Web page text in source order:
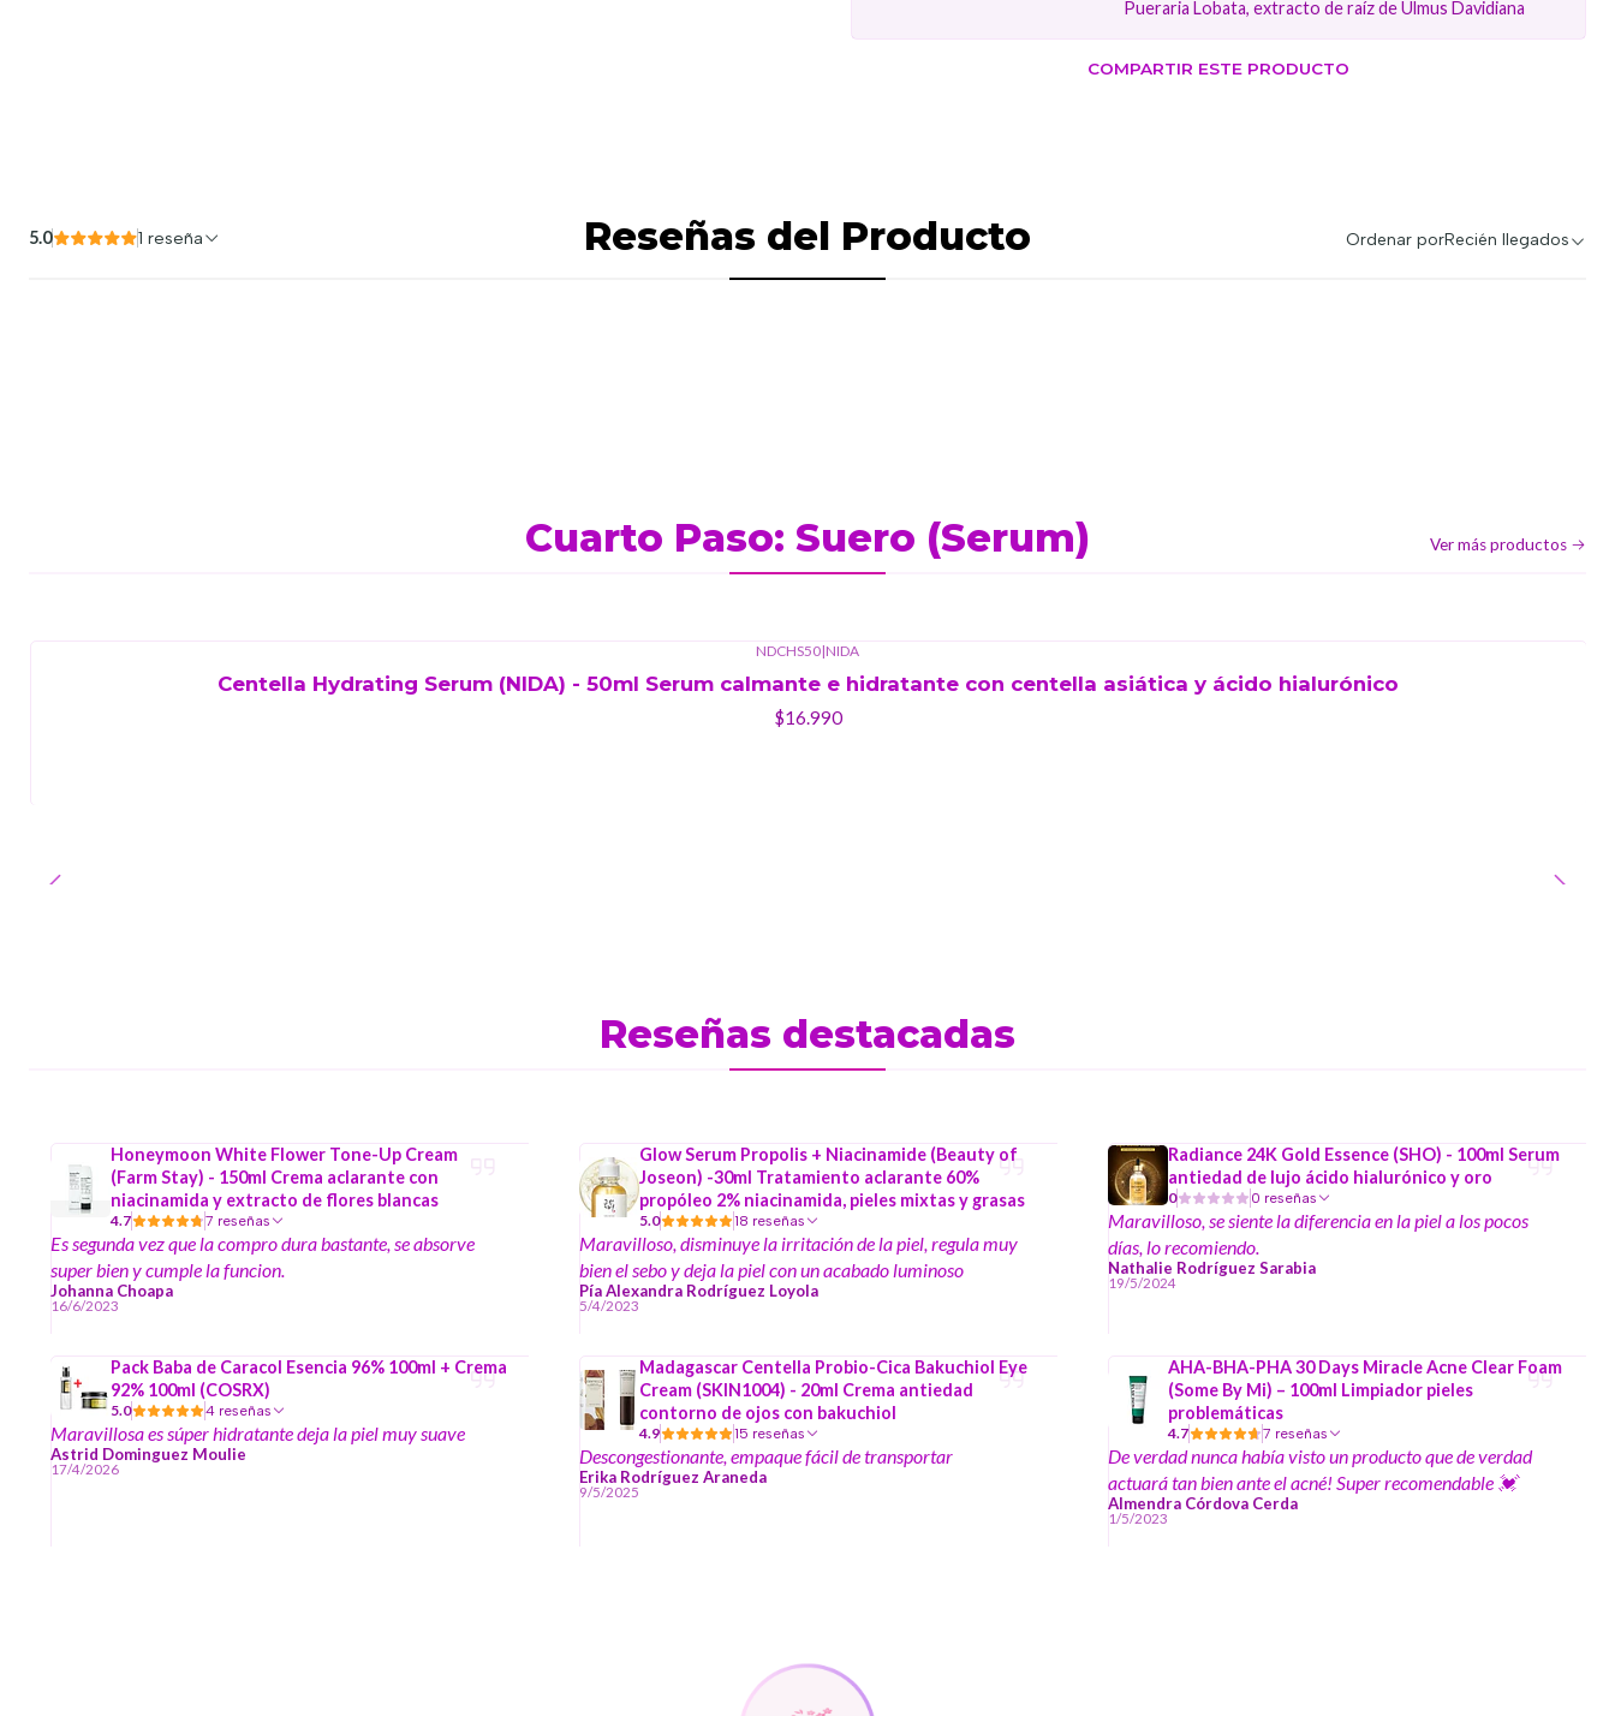
Pueraria Lobata, extracto de raíz de Ulmus Davidiana
COMPARTIR ESTE PRODUCTO
Reseñas del Producto
5.0 1 reseña Ordenar porRecién llegados
Cuarto Paso: Suero (Serum) Ver más productos
NDCHS50|NIDA
Centella Hydrating Serum (NIDA) - 50ml Serum calmante e hidratante con centella asiática y ácido hialurónico
$16.990
Reseñas destacadas
Honeymoon White Flower Tone-Up Cream
(Farm Stay) - 150ml Crema aclarante con
niacinamida y extracto de flores blancas
4.7 7 reseñas
Es segunda vez que la compro dura bastante, se absorve
super bien y cumple la funcion.
Johanna Choapa
16/6/2023
Glow Serum Propolis + Niacinamide (Beauty of
Joseon) -30ml Tratamiento aclarante 60%
propóleo 2% niacinamida, pieles mixtas y grasas
5.0 18 reseñas
Maravilloso, disminuye la irritación de la piel, regula muy
bien el sebo y deja la piel con un acabado luminoso
Pía Alexandra Rodríguez Loyola
5/4/2023
Radiance 24K Gold Essence (SHO) - 100ml Serum
antiedad de lujo ácido hialurónico y oro
0 0 reseñas
Maravilloso, se siente la diferencia en la piel a los pocos
días, lo recomiendo.
Nathalie Rodríguez Sarabia
19/5/2024
Pack Baba de Caracol Esencia 96% 100ml + Crema
92% 100ml (COSRX)
5.0 4 reseñas
Maravillosa es súper hidratante deja la piel muy suave
Astrid Dominguez Moulie
17/4/2026
Madagascar Centella Probio-Cica Bakuchiol Eye
Cream (SKIN1004) - 20ml Crema antiedad
contorno de ojos con bakuchiol
4.9 15 reseñas
Descongestionante, empaque fácil de transportar
Erika Rodríguez Araneda
9/5/2025
AHA-BHA-PHA 30 Days Miracle Acne Clear Foam
(Some By Mi) – 100ml Limpiador pieles
problemáticas
4.7 7 reseñas
De verdad nunca había visto un producto que de verdad
actuará tan bien ante el acné! Super recomendable 💓
Almendra Córdova Cerda
1/5/2023